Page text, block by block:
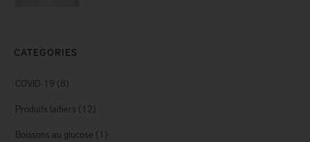
CATEGORIES
COVID-19 (8)
Produits laitiers (12)
Boissons au glucose (1)